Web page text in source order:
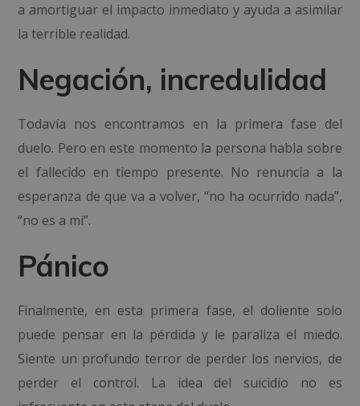
a amortiguar el impacto inmediato y ayuda a asimilar
la terrible realidad.
Negación, incredulidad
Todavía nos encontramos en la primera fase del
duelo. Pero en este momento la persona habla sobre
el fallecido en tiempo presente. No renuncia a la
esperanza de que va a volver, “no ha ocurrido nada”,
“no es a mi”.
Pánico
Finalmente, en esta primera fase, el doliente solo
puede pensar en la pérdida y le paraliza el miedo.
Siente un profundo terror de perder los nervios, de
perder el control. La idea del suicidio no es